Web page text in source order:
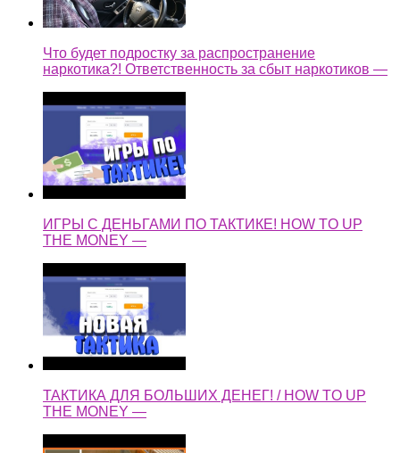
Что будет подростку за распространение
наркотика?! Ответственность за сбыт наркотиков —
ИГРЫ С ДЕНЬГАМИ ПО ТАКТИКЕ! HOW TO UP
THE MONEY —
ТАКТИКА ДЛЯ БОЛЬШИХ ДЕНЕГ! / HOW TO UP
THE MONEY —